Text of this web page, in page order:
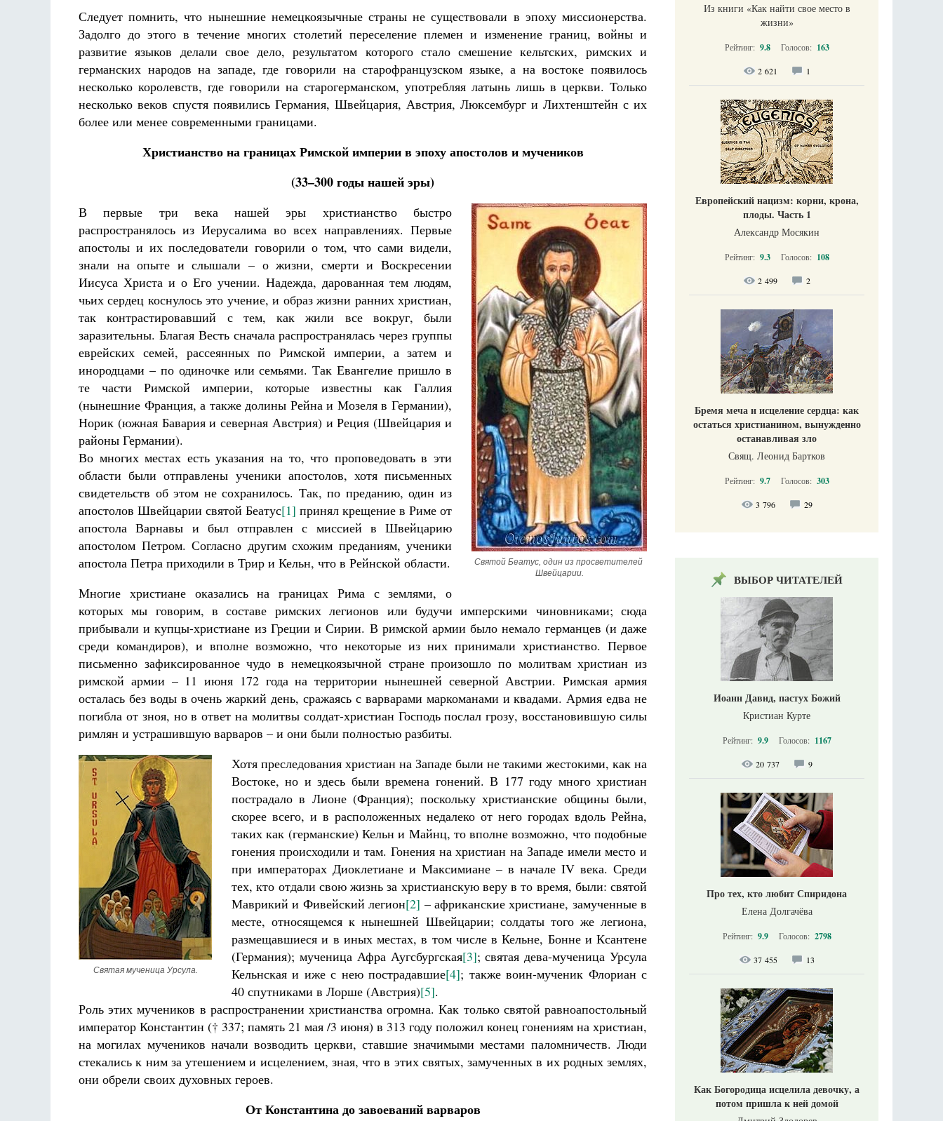
Следует помнить, что нынешние немецкоязычные страны не существовали в эпоху миссионерства.
Задолго до этого в течение многих столетий переселение племен и изменение границ, войны и
развитие языков делали свое дело, результатом которого стало смешение кельтских, римских и
германских народов на западе, где говорили на старофранцузском языке, а на востоке появилось
несколько королевств, где говорили на старогерманском, употребляя латынь лишь в церкви. Только
несколько веков спустя появились Германия, Швейцария, Австрия, Люксембург и Лихтенштейн с их
более или менее современными границами.
Христианство на границах Римской империи в эпоху апостолов и мучеников
(33–300 годы нашей эры)
Святой Беатус, один из просветителей
Швейцарии.
В первые три века нашей эры христианство быстро
распространялось из Иерусалима во всех направлениях. Первые
апостолы и их последователи говорили о том, что сами видели,
знали на опыте и слышали – о жизни, смерти и Воскресении
Иисуса Христа и о Его учении. Надежда, дарованная тем людям,
чьих сердец коснулось это учение, и образ жизни ранних христиан,
так контрастировавший с тем, как жили все вокруг, были
заразительны. Благая Весть сначала распространялась через группы
еврейских семей, рассеянных по Римской империи, а затем и
инородцами – по одиночке или семьями. Так Евангелие пришло в
те части Римской империи, которые известны как Галлия
(нынешние Франция, а также долины Рейна и Мозеля в Германии),
Норик (южная Бавария и северная Австрия) и Реция (Швейцария и
районы Германии).
Во многих местах есть указания на то, что проповедовать в эти
области были отправлены ученики апостолов, хотя письменных
свидетельств об этом не сохранилось. Так, по преданию, один из
апостолов Швейцарии святой Беатус[1] принял крещение в Риме от
апостола Варнавы и был отправлен с миссией в Швейцарию
апостолом Петром. Согласно другим схожим преданиям, ученики
апостола Петра приходили в Трир и Кельн, что в Рейнской области.
Многие христиане оказались на границах Рима с землями, о
которых мы говорим, в составе римских легионов или будучи имперскими чиновниками; сюда
прибывали и купцы-христиане из Греции и Сирии. В римской армии было немало германцев (и даже
среди командиров), и вполне возможно, что некоторые из них принимали христианство. Первое
письменно зафиксированное чудо в немецкоязычной стране произошло по молитвам христиан из
римской армии – 11 июня 172 года на территории нынешней северной Австрии. Римская армия
осталась без воды в очень жаркий день, сражаясь с варварами маркоманами и квадами. Армия едва не
погибла от зноя, но в ответ на молитвы солдат-христиан Господь послал грозу, восстановившую силы
римлян и устрашившую варваров – и они были полностью разбиты.
Святая мученица Урсула.
Хотя преследования христиан на Западе были не такими жестокими, как на
Востоке, но и здесь были времена гонений. В 177 году много христиан
пострадало в Лионе (Франция); поскольку христианские общины были,
скорее всего, и в расположенных недалеко от него городах вдоль Рейна,
таких как (германские) Кельн и Майнц, то вполне возможно, что подобные
гонения происходили и там. Гонения на христиан на Западе имели место и
при императорах Диоклетиане и Максимиане – в начале IV века. Среди
тех, кто отдали свою жизнь за христианскую веру в то время, были: святой
Маврикий и Фивейский легион[2] – африканские христиане, замученные в
месте, относящемся к нынешней Швейцарии; солдаты того же легиона,
размещавшиеся и в иных местах, в том числе в Кельне, Бонне и Ксантене
(Германия); мученица Афра Аугсбургская[3]; святая дева-мученица Урсула
Кельнская и иже с нею пострадавшие[4]; также воин-мученик Флориан с
40 спутниками в Лорше (Австрия)[5].
Роль этих мучеников в распространении христианства огромна. Как только святой равноапостольный
император Константин († 337; память 21 мая /3 июня) в 313 году положил конец гонениям на христиан,
на могилах мучеников начали возводить церкви, ставшие значимыми местами паломничеств. Люди
стекались к ним за утешением и исцелением, зная, что в этих святых, замученных в их родных землях,
они обрели своих духовных героев.
От Константина до завоеваний варваров
Из книги «Как найти свое место в
жизни​»
Рейтинг: 9.8 Голосов: 163
2 621 1
Европейский нацизм: корни, крона,
плоды. Часть 1
Александр Мосякин
Рейтинг: 9.3 Голосов: 108
2 499 2
Бремя меча и исцеление сердца: как
остаться христианином, вынужденно
останавливая зло
Свящ. Леонид Бартков
Рейтинг: 9.7 Голосов: 303
3 796 29
ВЫБОР ЧИТАТЕЛЕЙ
Иоанн Давид, пастух Божий
Кристиан Курте
Рейтинг: 9.9 Голосов: 1167
20 737 9
Про тех, кто любит Спиридона
Елена Долгачёва
Рейтинг: 9.9 Голосов: 2798
37 455 13
Как Богородица исцелила девочку, а
потом пришла к ней домой